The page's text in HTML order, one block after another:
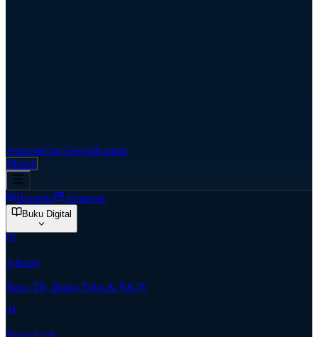
AspirasiCari GerejaKontak
Masuk
Beranda Almanak
Buku Digital
Alkitab
Baca TB, Batak Toba & NKJV